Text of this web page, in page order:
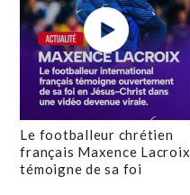
Le footballeur chrétien
français Maxence Lacroix
témoigne de sa foi